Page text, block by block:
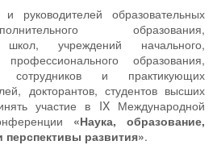
руководителей образовательных
образования,
школ, учреждений начального,
образования,
сотрудников и практикующих
докторантов, студентов высших
участие в IX Международной
«Наука, образование,
развития».